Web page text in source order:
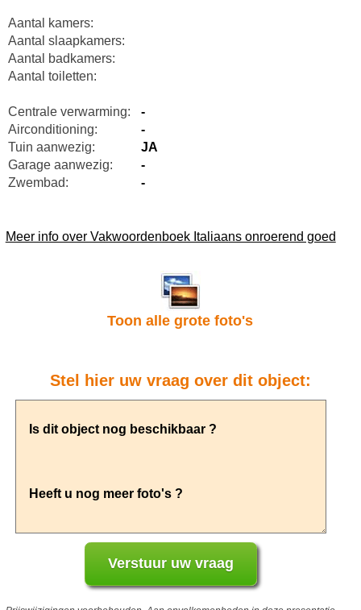
Aantal kamers:
Aantal slaapkamers:
Aantal badkamers:
Aantal toiletten:
Centrale verwarming:
-
Airconditioning:
-
Tuin aanwezig:
JA
Garage aanwezig:
-
Zwembad:
-
Meer info over Vakwoordenboek Italiaans onroerend goed
Toon alle grote foto's
Stel hier uw vraag over dit object: